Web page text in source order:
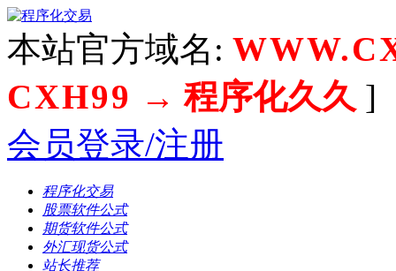
本站官方域名:
CXH99 → 程序化久久 ]
会员登录/注册
程序化交易
股票软件公式
期货软件公式
外汇现货公式
站长推荐